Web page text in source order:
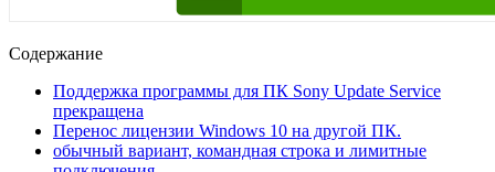
Содержание
Поддержка программы для ПК Sony Update Service
прекращена
Перенос лицензии Windows 10 на другой ПК.
обычный вариант, командная строка и лимитные